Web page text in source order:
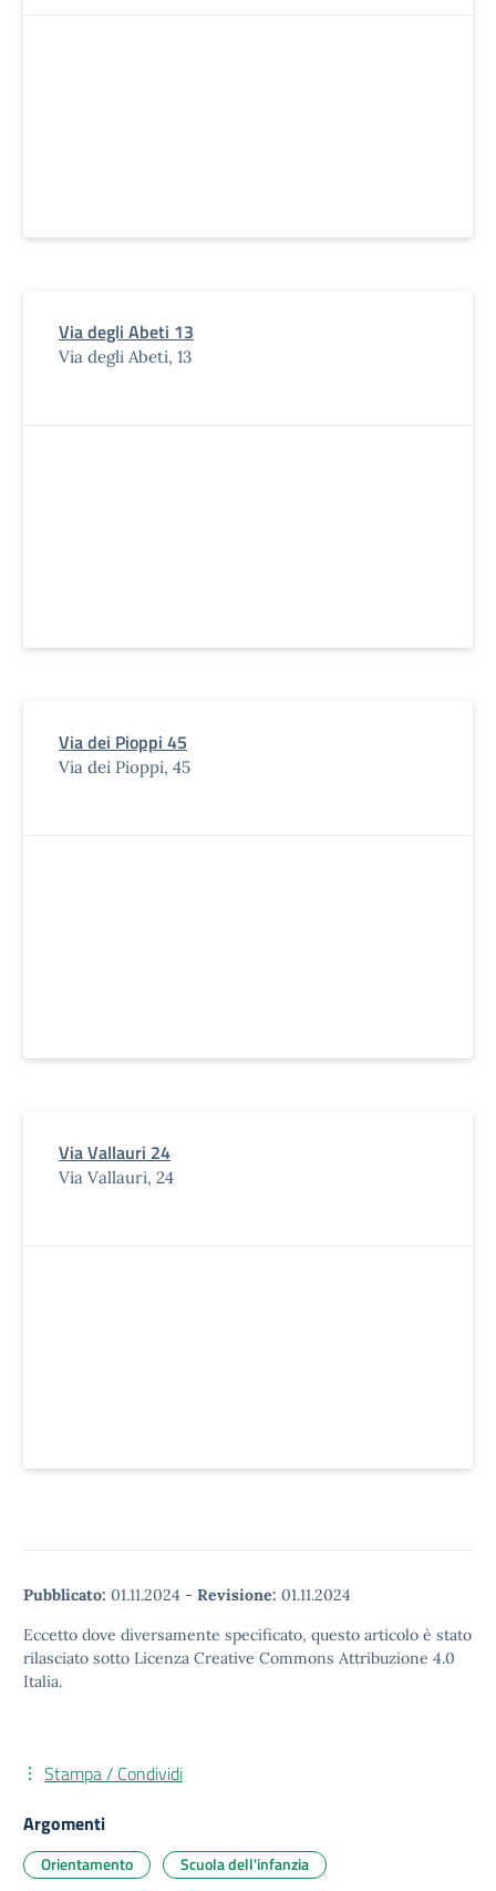
Via degli Abeti 13
Via degli Abeti, 13
Via dei Pioppi 45
Via dei Pioppi, 45
Via Vallauri 24
Via Vallauri, 24
Pubblicato: 01.11.2024 - Revisione: 01.11.2024
Eccetto dove diversamente specificato, questo articolo è stato
rilasciato sotto Licenza Creative Commons Attribuzione 4.0
Italia.
Stampa / Condividi
Argomenti
Orientamento
Scuola dell'infanzia